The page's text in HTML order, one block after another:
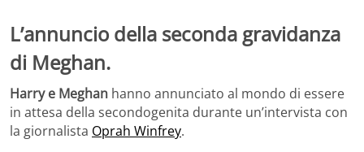
L’annuncio della seconda gravidanza
di Meghan.
Harry e Meghan hanno annunciato al mondo di essere
in attesa della secondogenita durante un’intervista con
la giornalista Oprah Winfrey.